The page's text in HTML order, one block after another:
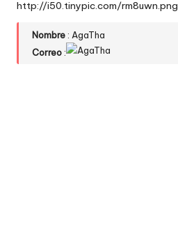
http://i50.tinypic.com/rm8uwn.png
Nombre : AgaTha
Correo :